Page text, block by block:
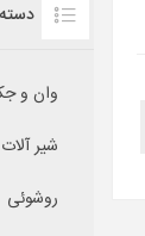
وان و
شیر آلات
روشوئی